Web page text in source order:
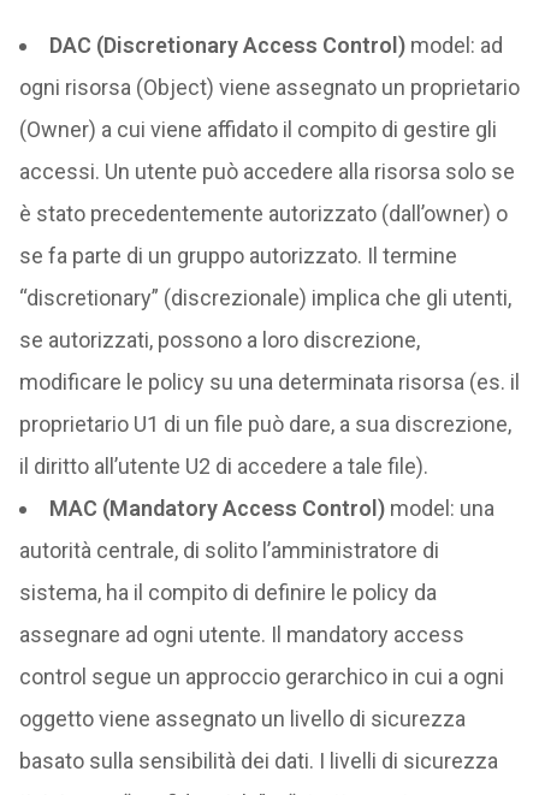
DAC (Discretionary Access Control)model: ad
ogni risorsa (Object) viene assegnato un proprietario
(Owner) a cui viene affidato il compito di gestire gli
accessi. Un utente può accedere alla risorsa solo se
è stato precedentemente autorizzato (dall’owner) o
se fa parte di un gruppo autorizzato. Il termine
“discretionary” (discrezionale) implica che gli utenti,
se autorizzati, possono a loro discrezione,
modificare le policy su una determinata risorsa (es. il
proprietario U1 di un file può dare, a sua discrezione,
il diritto all’utente U2 di accedere a tale file).
MAC (Mandatory Access Control) model: una
autorità centrale, di solito l’amministratore di
sistema, ha il compito di definire le policy da
assegnare ad ogni utente. Il mandatory access
control segue un approccio gerarchico in cui a ogni
oggetto viene assegnato un livello di sicurezza
basato sulla sensibilità dei dati. I livelli di sicurezza